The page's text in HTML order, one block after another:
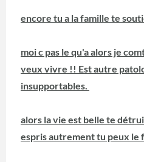
encore tu a la famille te
moi c pas le qu'a alors je
veux vivre !! Est autre
insupportables.
alors la vie est belle te
espris autrement tu peux le